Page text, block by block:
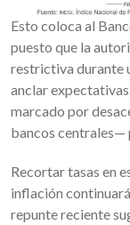
Esto coloca al
puesto que la
restrictiva durante
anclar
marcado por
bancos centrales—
Recortar tasas en
inflación
repunte reciente